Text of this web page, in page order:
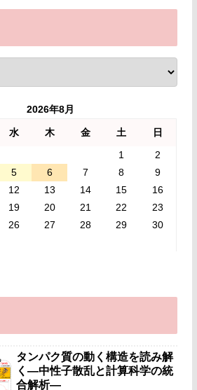
2026年8月
水 木 金 土
日
1
2
5 6 7 8
9
12 13 14 15
16
19 20 21 22
23
26 27 28 29
30
タンパク質の動く構造を読み解
く―中性子散乱と計算科学の統
合解析―